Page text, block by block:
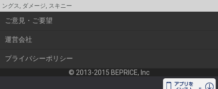
ングス, ダメージ, スキニー
ご意見・ご要望
運営会社
プライバシーポリシー
© 2013-2015 BEPRICE, Inc